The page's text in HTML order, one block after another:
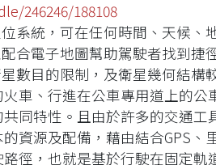
246246/188108
系統，可在任何時間、天候
合電子地圖幫助駕駛者找到捷
數目的限制，及衛星幾何結構
車、行進在公車專用道上的公
同特性。且由於許多的交通工
資源及配備，藉由結合GPS、
徑，也就是基於行駛在固定